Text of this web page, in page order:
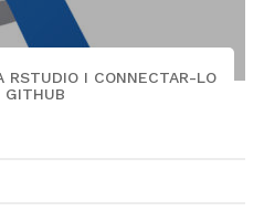
RSTUDIO I CONNECTAR-LO
GITHUB